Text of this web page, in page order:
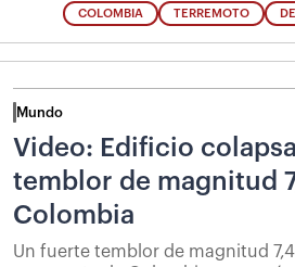
COLOMBIA TERREMOTO
Mundo
Video: Edificio
temblor de magnitud
Colombia
Un fuerte temblor de magnitud